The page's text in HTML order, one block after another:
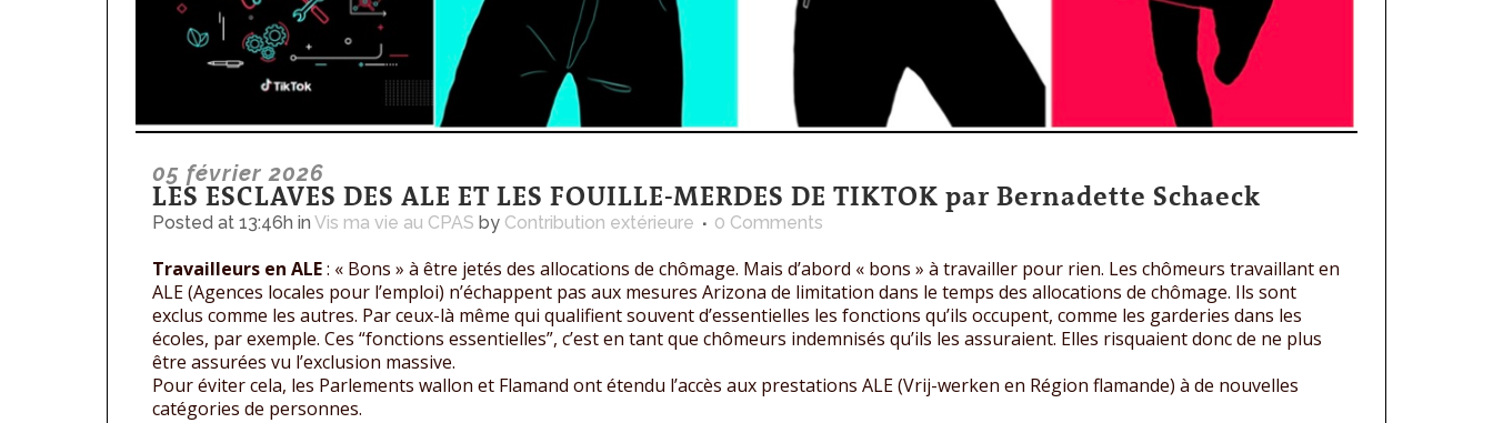
05 février 2026
LES ESCLAVES DES ALE ET LES FOUILLE-MERDES DE TIKTOK par Bernadette Schaeck
Posted at 13:46h in Vis ma vie au CPAS by Contribution extérieure 0 Comments
Travailleurs en ALE: « Bons » à être jetés des allocations de chômage. Mais d’abord « bons » à travailler pour rien. Les chômeurs travaillant en
ALE (Agences locales pour l’emploi) n’échappent pas aux mesures Arizona de limitation dans le temps des allocations de chômage. Ils sont
exclus comme les autres. Par ceux-là même qui qualifient souvent d’essentielles les fonctions qu’ils occupent, comme les garderies dans les
écoles, par exemple. Ces “fonctions essentielles”, c’est en tant que chômeurs indemnisés qu’ils les assuraient. Elles risquaient donc de ne plus
être assurées vu l’exclusion massive.
Pour éviter cela, les Parlements wallon et Flamand ont étendu l’accès aux prestations ALE (Vrij-werken en Région flamande) à de nouvelles
catégories de personnes.